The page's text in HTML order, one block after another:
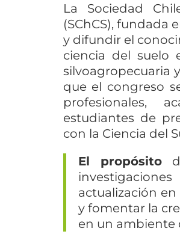
La Sociedad
(SChCS), fundada
y difundir el
ciencia del suelo
silvoagropecuaria
que el congreso
profesionales,
estudiantes de
con la Ciencia del
El propósito
actualización
y fomentar la
en un ambiente